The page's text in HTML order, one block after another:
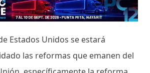
Estados Unidos se estará
las reformas que emanen del